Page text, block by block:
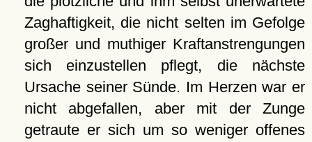
Zaghaftigkeit, die nicht selten im Gefolge
großer und muthiger Kraftanstrengungen
sich einzustellen pflegt, die nächste
Ursache seiner Sünde. Im Herzen war er
nicht abgefallen, aber mit der Zunge
getraute er sich um so weniger offenes